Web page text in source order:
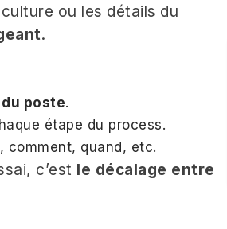
ou les détails du
.
poste.
étape du process.
comment, quand, etc.
c’est le décalage entre